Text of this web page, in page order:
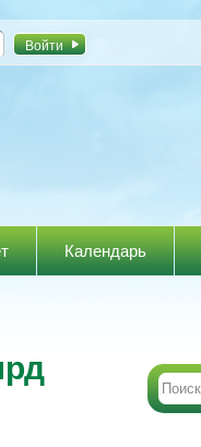
Календарь